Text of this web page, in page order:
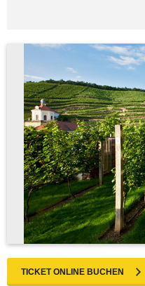
TICKET ONLINE BUCHEN